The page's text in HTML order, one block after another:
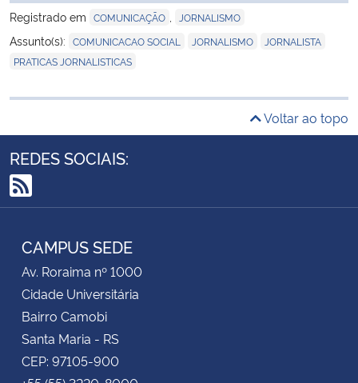
Registrado em COMUNICAÇÃO JORNALISMO
Assunto(s): COMUNICACAO SOCIAL JORNALISMO JORNALISTA
PRATICAS JORNALISTICAS
Voltar ao topo
REDES SOCIAIS:
RSS
CAMPUS SEDE
Av. Roraima nº 1000
Cidade Universitária
Bairro Camobi
Santa Maria - RS
CEP: 97105-900